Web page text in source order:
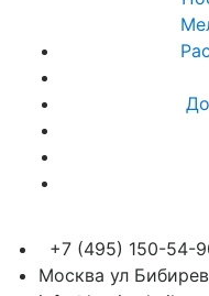
+7 (495) 150-54-
Москва ул